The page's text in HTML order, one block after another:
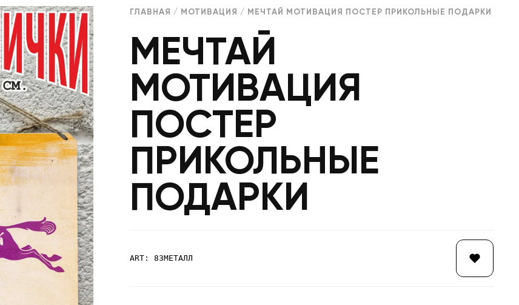
ГЛАВНАЯ / МОТИВАЦИЯ / МЕЧТАЙ МОТИВАЦИЯ ПОСТЕР ПРИКОЛЬНЫЕ ПОДАРКИ
МЕЧТАЙ
МОТИВАЦИЯ
ПОСТЕР
ПРИКОЛЬНЫЕ
ПОДАРКИ
ART: 83МЕТАЛЛ